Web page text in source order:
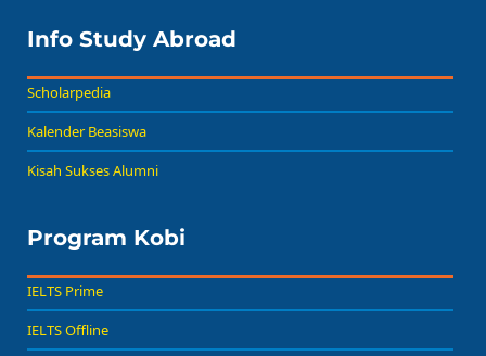
Info Study Abroad
Scholarpedia
Kalender Beasiswa
Kisah Sukses Alumni
Program Kobi
IELTS Prime
IELTS Offline